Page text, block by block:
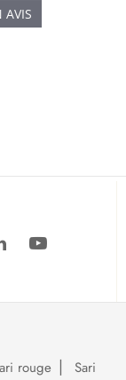
AVIS
rouge
Sari